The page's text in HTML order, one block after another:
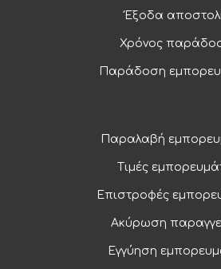
Έξοδα
Χρόνος
Παράδοση
Παραλαβή
Τιμές
Επιστροφές
Ακύρωση
Εγγύηση